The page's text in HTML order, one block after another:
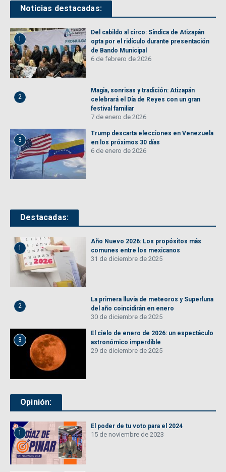
Noticias destacadas:
1
Del cabildo al circo: Síndica de Atizapán
opta por el ridículo durante presentación
de Bando Municipal
6 de febrero de 2026
2
Magia, sonrisas y tradición: Atizapán
celebrará el Día de Reyes con un gran
festival familiar
7 de enero de 2026
3
Trump descarta elecciones en Venezuela
en los próximos 30 días
6 de enero de 2026
Destacadas:
1
Año Nuevo 2026: Los propósitos más
comunes entre los mexicanos
31 de diciembre de 2025
2
La primera lluvia de meteoros y Superluna
del año coincidirán en enero
30 de diciembre de 2025
3
El cielo de enero de 2026: un espectáculo
astronómico imperdible
29 de diciembre de 2025
Opinión:
1
El poder de tu voto para el 2024
15 de noviembre de 2023